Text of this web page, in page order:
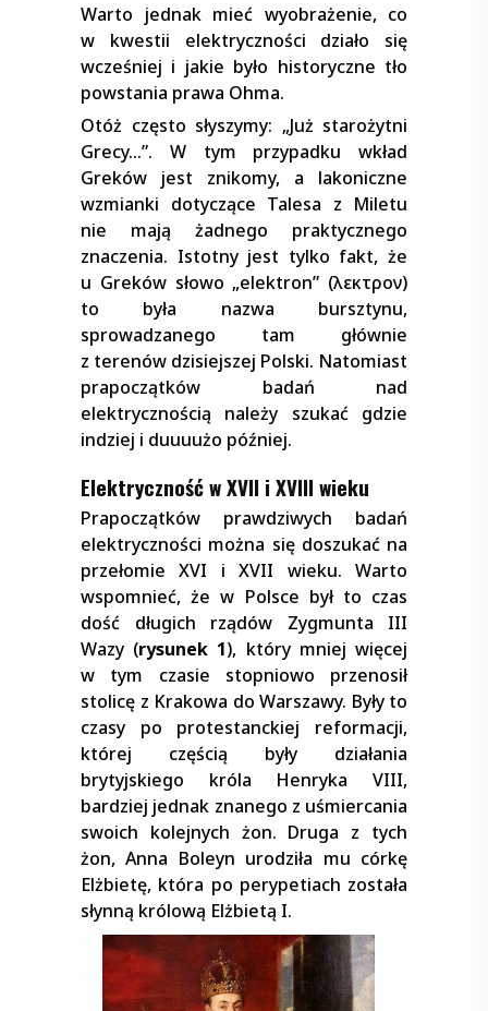
Warto jednak mieć wyobrażenie, co
w kwestii elektryczności działo się
wcześniej i jakie było historyczne tło
powstania prawa Ohma.
Otóż często słyszymy: „Już starożytni
Grecy…”. W tym przypadku wkład
Greków jest znikomy, a lakoniczne
wzmianki dotyczące Talesa z Miletu
nie mają żadnego praktycznego
znaczenia. Istotny jest tylko fakt, że
u Greków słowo „elektron” (ἤλεκτρον)
to była nazwa bursztynu,
sprowadzanego tam głównie
z terenów dzisiejszej Polski. Natomiast
prapoczątków badań nad
elektrycznością należy szukać gdzie
indziej i duuuużo później.
Elektryczność w XVII i XVIII wieku
Prapoczątków prawdziwych badań
elektryczności można się doszukać na
przełomie XVI i XVII wieku. Warto
wspomnieć, że w Polsce był to czas
dość długich rządów Zygmunta III
Wazy (rysunek 1), który mniej więcej
w tym czasie stopniowo przenosił
stolicę z Krakowa do Warszawy. Były to
czasy po protestanckiej reformacji,
której częścią były działania
brytyjskiego króla Henryka VIII,
bardziej jednak znanego z uśmiercania
swoich kolejnych żon. Druga z tych
żon, Anna Boleyn urodziła mu córkę
Elżbietę, która po perypetiach została
słynną królową Elżbietą I.